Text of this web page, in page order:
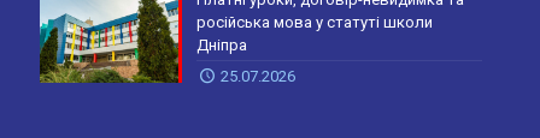
російська мова у статуті школи
Дніпра
25.07.2026